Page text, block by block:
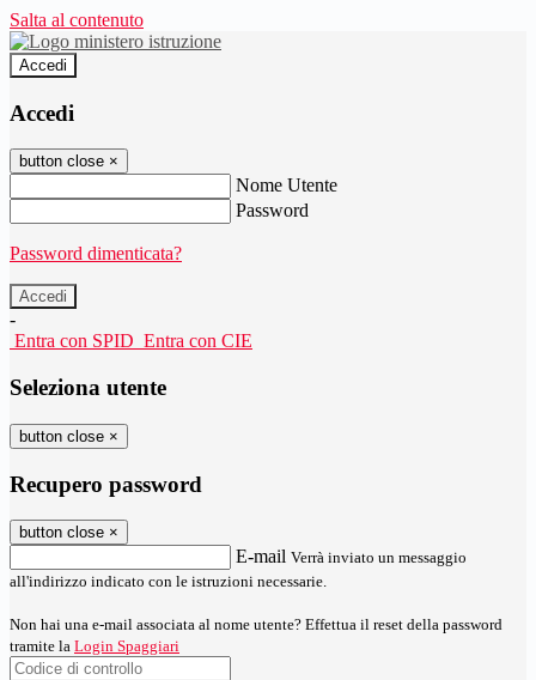
Salta al contenuto
Accedi
Accedi
button close ×
Nome Utente
Password
Password dimenticata?
-
Entra con SPID Entra con CIE
Seleziona utente
button close ×
Recupero password
button close ×
E-mail Verrà inviato un messaggio
all'indirizzo indicato con le istruzioni necessarie.
Non hai una e-mail associata al nome utente? Effettua il reset della password
tramite la Login Spaggiari